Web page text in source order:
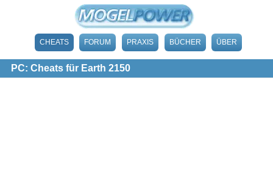
CHEATS FORUM PRAXIS BÜCHER ÜBER
PC: Cheats für Earth 2150